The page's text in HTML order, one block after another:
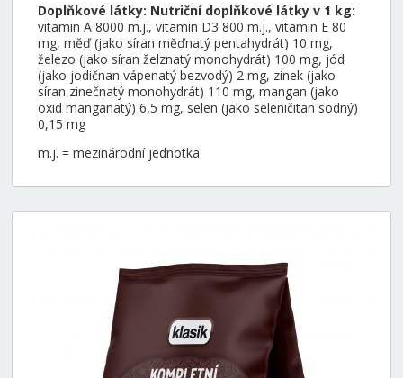
Doplňkové látky: Nutriční doplňkové látky v 1 kg:
vitamin A 8000 m.j., vitamin D3 800 m.j., vitamin E 80
mg, měď (jako síran měďnatý pentahydrát) 10 mg,
železo (jako síran želznatý monohydrát) 100 mg, jód
(jako jodičnan vápenatý bezvodý) 2 mg, zinek (jako
síran zinečnatý monohydrát) 110 mg, mangan (jako
oxid manganatý) 6,5 mg, selen (jako seleničitan sodný)
0,15 mg
m.j. = mezinárodní jednotka